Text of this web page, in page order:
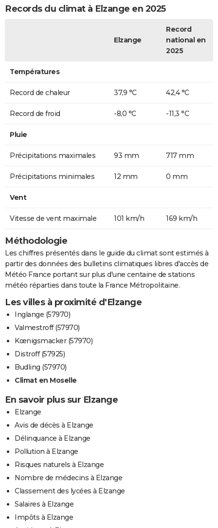
Records du climat à Elzange en 2025
Elzange
Record
national en
2025
Températures
Record de chaleur 37,9 °C 42,4 °C
Record de froid -8,0 °C -11,3 °C
Pluie
Précipitations maximales 93 mm 717 mm
Précipitations minimales 12 mm 0 mm
Vent
Vitesse de vent maximale 101 km/h 169 km/h
Méthodologie
Les chiffres présentés dans le guide du climat sont estimés à
partir des données des bulletins climatiques libres d'accès de
Météo France portant sur plus d'une centaine de stations
météo réparties dans toute la France Métropolitaine.
Les villes à proximité d'Elzange
Inglange (57970)
Valmestroff (57970)
Kœnigsmacker (57970)
Distroff (57925)
Budling (57970)
Climat en Moselle
En savoir plus sur Elzange
Elzange
Avis de décès à Elzange
Délinquance à Elzange
Pollution à Elzange
Risques naturels à Elzange
Nombre de médecins à Elzange
Classement des lycées à Elzange
Salaires à Elzange
Impôts à Elzange